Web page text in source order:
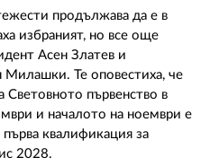
продължава да е в
избраният, но все още
Асен Златев и
Милашки. Те оповестиха, че
Световното първенство в
и началото на ноември е
квалификация за
2028.
02 975 20 35